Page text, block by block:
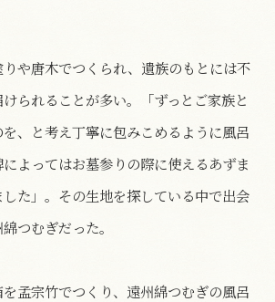
や唐木でつくられ、遺族のもとには不
られることが多い。「ずっとご家族と
、と考え丁寧に包みこめるように風呂
よってはお墓参りの際に使えるあずま
た」。その生地を探している中で出会
つむぎだった。
孟宗竹でつくり、遠州綿つむぎの風呂